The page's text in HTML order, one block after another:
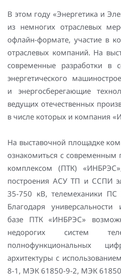
В этом году «Энергетика и
из немногих отраслевых
офлайн-формате, участие в
отраслевых компаний. На
современные разработки в
энергетического
и энергосберегающие
ведущих отечественных
в числе которых и компания
На выставочной площадке
ознакомиться с современным
комплексом (ПТК)
построения АСУ ТП и ССПИ
35-750 кВ, телемеханики
Благодаря
базе ПТК «ИНБРЭС»
недорогих систем
полнофункциональных
архитектуры с
8-1, МЭК 61850-9-2, МЭК